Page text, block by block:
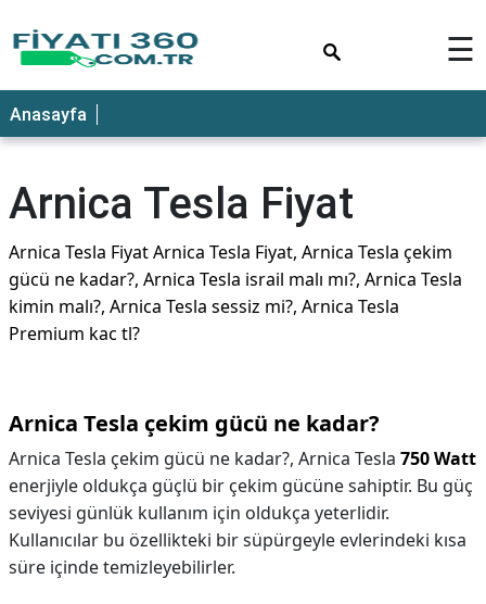
☰
Anasayfa
Arnica Tesla Fiyat
Arnica Tesla Fiyat Arnica Tesla Fiyat, Arnica Tesla çekim
gücü ne kadar?, Arnica Tesla israil malı mı?, Arnica Tesla
kimin malı?, Arnica Tesla sessiz mi?, Arnica Tesla
Premium kac tl?
Arnica Tesla çekim gücü ne kadar?
Arnica Tesla çekim gücü ne kadar?, Arnica Tesla 750 Watt
enerjiyle oldukça güçlü bir çekim gücüne sahiptir. Bu güç
seviyesi günlük kullanım için oldukça yeterlidir.
Kullanıcılar bu özellikteki bir süpürgeyle evlerindeki kısa
süre içinde temizleyebilirler.